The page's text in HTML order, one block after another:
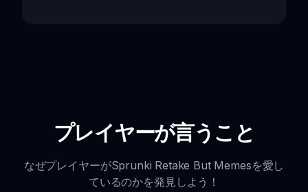
プレイヤーが言うこと
なぜプレイヤーがSprunki Retake But Memesを愛し
ているのかを発見しよう！